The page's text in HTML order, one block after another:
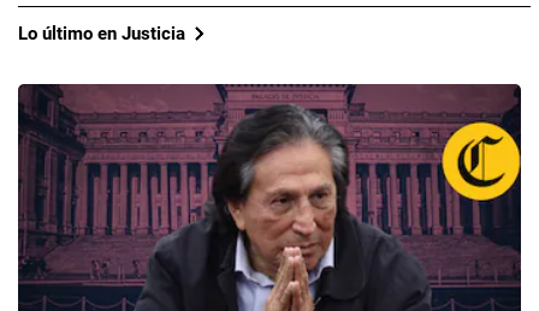
Lo último en Justicia